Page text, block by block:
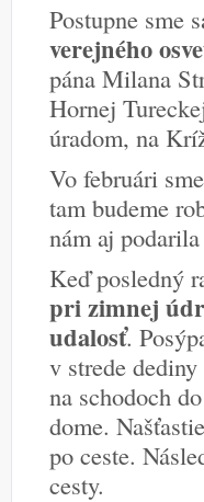
Postupne sme
verejného
pána Milana
Hornej
úradom, na
Vo februári
tam budeme
nám aj
Keď posledný
pri zimnej
udalosť.
v strede
na schodoch
dome.
po ceste.
cesty.